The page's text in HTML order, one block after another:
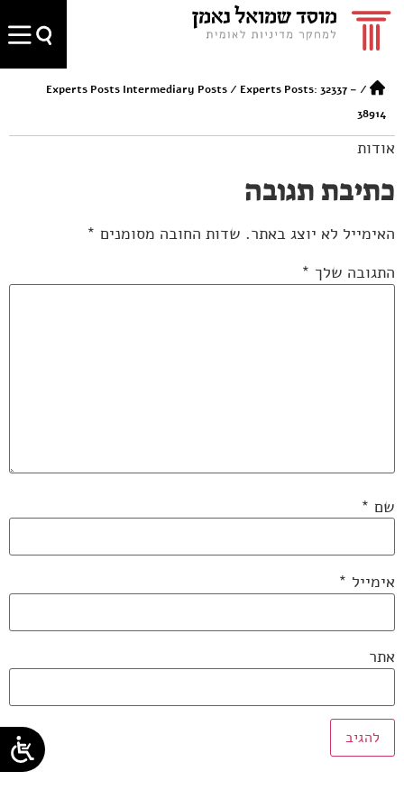
/
Experts Posts Intermediary Posts/ Experts Posts: 32337 –
38914
אודות
כתיבת תגובה
האימייל לא יוצג באתר. שדות החובה מסומנים *
התגובה שלך *
שם *
אימייל *
אתר